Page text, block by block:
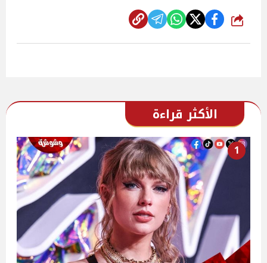
شارك
الأكثر قراءة
1